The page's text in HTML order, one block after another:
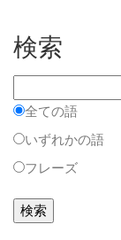
検索
全ての語
いずれかの語
フレーズ